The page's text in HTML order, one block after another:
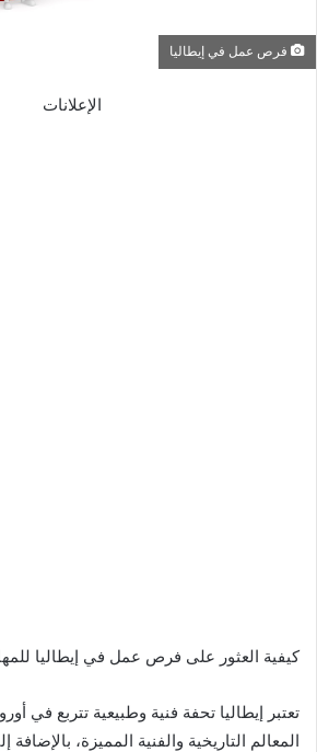
فرص عمل في إيطاليا
الإعلانات
كيفية العثور على فرص عمل في إيطاليا
تعتبر إيطاليا تحفة فنية وطبيعية تتربع في
المعالم التاريخية والفنية المميزة،